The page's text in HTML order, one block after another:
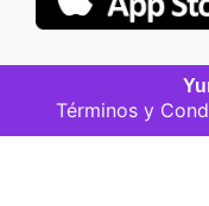
Términos y